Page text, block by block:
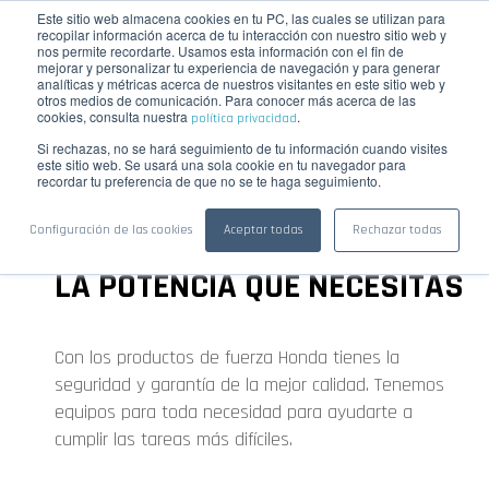
Este sitio web almacena cookies en tu PC, las cuales se utilizan para
recopilar información acerca de tu interacción con nuestro sitio web y
nos permite recordarte. Usamos esta información con el fin de
mejorar y personalizar tu experiencia de navegación y para generar
analíticas y métricas acerca de nuestros visitantes en este sitio web y
otros medios de comunicación. Para conocer más acerca de las
cookies, consulta nuestra política privacidad.
Si rechazas, no se hará seguimiento de tu información cuando visites
este sitio web. Se usará una sola cookie en tu navegador para
recordar tu preferencia de que no se te haga seguimiento.
Configuración de las cookies Aceptar todas Rechazar todas
☰ COTIZAR
PRODUCTOS DE FUERZA HONDA
LA POTENCIA QUE NECESITAS
Con los productos de fuerza Honda tienes la
seguridad y garantía de la mejor calidad. Tenemos
equipos para toda necesidad para ayudarte a
cumplir las tareas más difíciles.